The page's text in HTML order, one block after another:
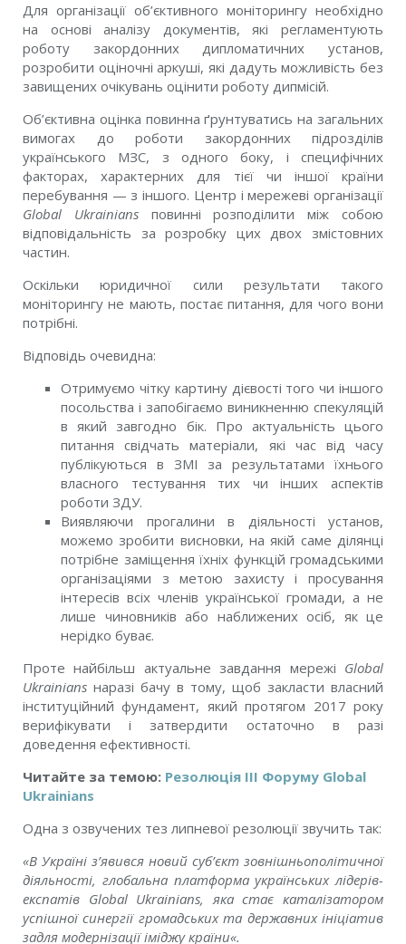
Для організації об’єктивного моніторингу необхідно
на основі аналізу документів, які регламентують
роботу закордонних дипломатичних установ,
розробити оціночні аркуші, які дадуть можливість без
завищених очікувань оцінити роботу дипмісій.
Об’єктивна оцінка повинна ґрунтуватись на загальних
вимогах до роботи закордонних підрозділів
українського МЗС, з одного боку, і специфічних
факторах, характерних для тієї чи іншої країни
перебування — з іншого. Центр і мережеві організації
Global Ukrainians
повинні розподілити між собою
відповідальність за розробку цих двох змістовних
частин.
Оскільки юридичної сили результати такого
моніторингу не мають, постає питання, для чого вони
потрібні.
Відповідь очевидна:
Отримуємо чітку картину дієвості того чи іншого
посольства і запобігаємо виникненню спекуляцій
в який завгодно бік. Про актуальність цього
питання свідчать матеріали, які час від часу
публікуються в ЗМІ за результатами їхнього
власного тестування тих чи інших аспектів
роботи ЗДУ.
Виявляючи прогалини в діяльності установ,
можемо зробити висновки, на якій саме ділянці
потрібне заміщення їхніх функцій громадськими
організаціями з метою захисту і просування
інтересів всіх членів української громади, а не
лише чиновників або наближених осіб, як це
нерідко буває.
Проте найбільш актуальне завдання мережі Global
Ukrainians наразі бачу в тому, щоб закласти власний
інституційний фундамент, який протягом 2017 року
верифікувати і затвердити остаточно в разі
доведення ефективності.
Читайте за темою: Резолюція ІIІ Форуму Global
Ukrainians
Одна з озвучених тез липневої резолюції звучить так:
«В Україні з’явився новий суб’єкт зовнішньополітичної
діяльності, глобальна платформа українських лідерів-
експатів Global Ukrainians, яка стає каталізатором
успішної синергії громадських та державних ініціатив
задля модернізації іміджу країни«.